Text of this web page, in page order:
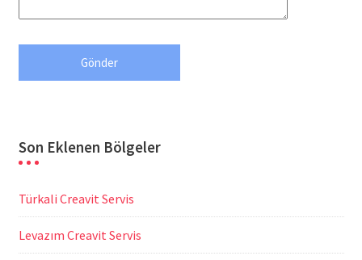
Son Eklenen Bölgeler
Türkali Creavit Servis
Levazım Creavit Servis